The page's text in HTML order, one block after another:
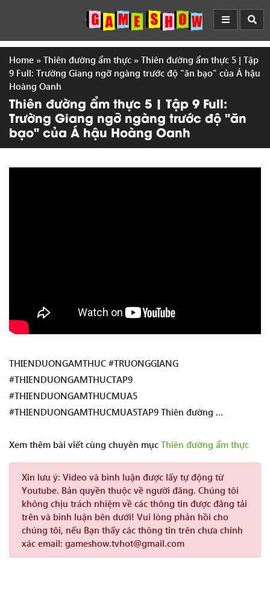
Home » Thiên đường ẩm thực » Thiên đường ẩm thực 5 | Tập
9 Full: Trường Giang ngỡ ngàng trước độ "ăn bạo" của Á hậu
Hoàng Oanh
Thiên đường ẩm thực 5 | Tập 9 Full:
Trường Giang ngỡ ngàng trước độ "ăn
bạo" của Á hậu Hoàng Oanh
THIENDUONGAMTHUC #TRUONGGIANG
#THIENDUONGAMTHUCTAP9
#THIENDUONGAMTHUCMUA5
#THIENDUONGAMTHUCMUA5TAP9 Thiên đường …
Xem thêm bài viết cùng chuyên mục Thiên đường ẩm thực
Xin lưu ý: Video và bình luận được lấy tự động từ
Youtube. Bản quyền thuộc về người đăng. Chúng tôi
không chịu trách nhiệm về các thông tin được đăng tải
trên và bình luận bên dưới! Vui lòng phản hồi cho
chúng tôi, nếu Bạn thấy các thông tin trên chưa chính
xác email: gameshow.tvhot@gmail.com